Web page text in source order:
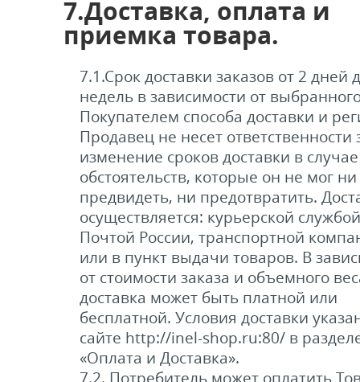
7.Доставка, оплата и
приемка товара.
7.1.Срок доставки заказов от 2 дней
недель в зависимости от
Покупателем способа доставки и
Продавец не несет ответственности
изменение сроков доставки в случае
обстоятельств, которые он не мог ни
предвидеть, ни предотвратить.
осуществляется: курьерской
Почтой России, транспортной
или в пункт выдачи товаров. В
от стоимости заказа и объемного
доставка может быть платной или
бесплатной. Условия доставки
сайте http://inel-shop.ru:80/ в
«Оплата и Доставка».